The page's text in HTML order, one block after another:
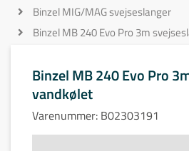
Binzel MIG/MAG svejseslanger
Binzel MB 240 Evo Pro 3m
Binzel MB 240 Evo Pro
vandkølet
Varenummer: B02303191